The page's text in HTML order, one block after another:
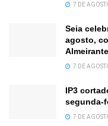
7 DE
Seia
agosto,
7 DE
IP3
segunda-
7 DE